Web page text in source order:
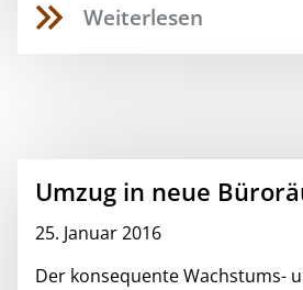
Weiterlesen
Umzug in neue
25. Januar 2016
Der konsequente Wachstums-